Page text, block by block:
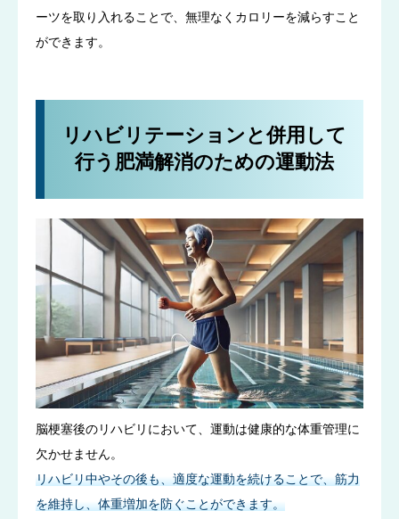
ーツを取り入れることで、無理なくカロリーを減らすこと
ができます。
リハビリテーションと併用して
行う肥満解消のための運動法
脳梗塞後のリハビリにおいて、運動は健康的な体重管理に
欠かせません。
リハビリ中やその後も、適度な運動を続けることで、筋力
を維持し、体重増加を防ぐことができます。